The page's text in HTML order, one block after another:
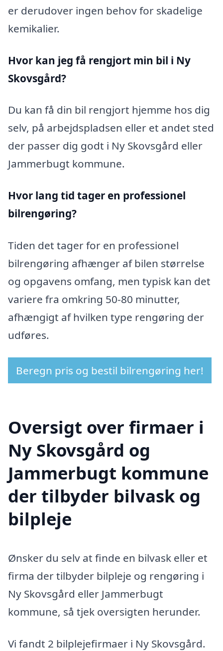
er derudover ingen behov for skadelige
kemikalier.
Hvor kan jeg få rengjort min bil i Ny
Skovsgård?
Du kan få din bil rengjort hjemme hos dig
selv, på arbejdspladsen eller et andet sted
der passer dig godt i Ny Skovsgård eller
Jammerbugt kommune.
Hvor lang tid tager en professionel
bilrengøring?
Tiden det tager for en professionel
bilrengøring afhænger af bilen størrelse
og opgavens omfang, men typisk kan det
variere fra omkring 50-80 minutter,
afhængigt af hvilken type rengøring der
udføres.
Beregn pris og bestil bilrengøring her!
Oversigt over firmaer i
Ny Skovsgård og
Jammerbugt kommune
der tilbyder bilvask og
bilpleje
Ønsker du selv at finde en bilvask eller et
firma der tilbyder bilpleje og rengøring i
Ny Skovsgård eller Jammerbugt
kommune, så tjek oversigten herunder.
Vi fandt 2 bilplejefirmaer i Ny Skovsgård.